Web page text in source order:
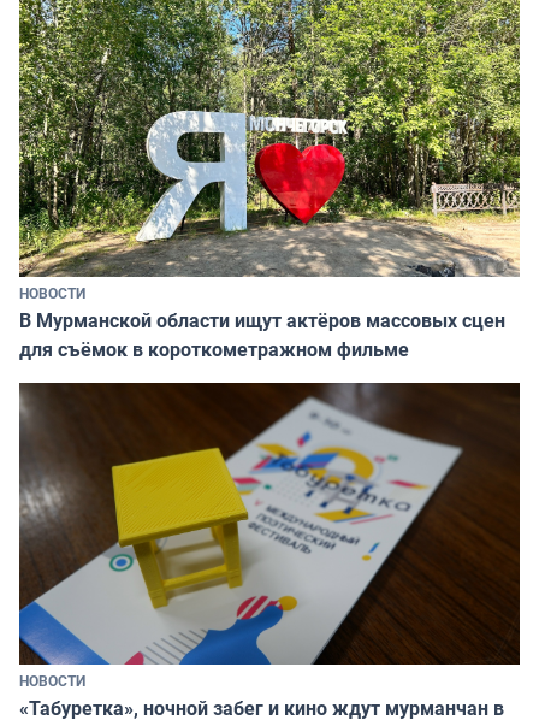
НОВОСТИ
В Мурманской области ищут актёров массовых сцен
для съёмок в короткометражном фильме
НОВОСТИ
«Табуретка», ночной забег и кино ждут мурманчан в